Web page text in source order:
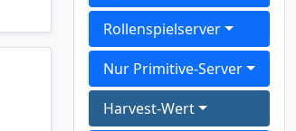
Rollenspielserver
Nur Primitive-Server
Harvest-Wert